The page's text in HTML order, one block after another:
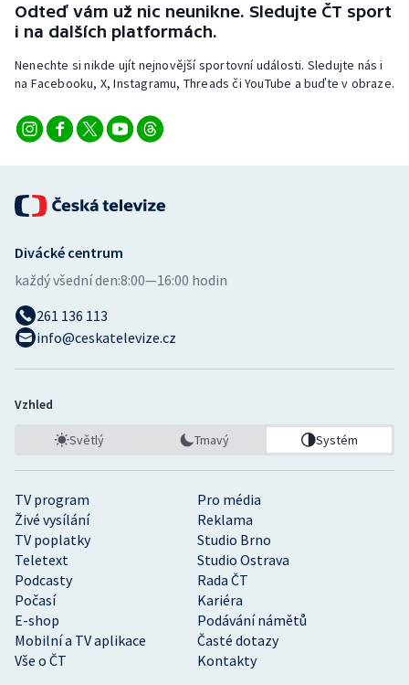
Vodní slalom
Odteď vám už nic neunikne. Sledujte ČT sport
i na dalších platformách.
Nenechte si nikde ujít nejnovější sportovní události. Sledujte nás i
na Facebooku, X, Instagramu, Threads či YouTube a buďte v obraze.
TV program
Pro média
Živé vysílání
Reklama
TV poplatky
Studio Brno
Teletext
Studio Ostrava
Podcasty
Rada ČT
Počasí
Kariéra
E-shop
Podávání námětů
Mobilní a TV aplikace
Časté dotazy
Vše o ČT
Kontakty
Divácké centrum
každý všední den:8:00—16:00 hodin
261 136 113
info@ceskatelevize.cz
Vzhled
Světlý Tmavý Systém